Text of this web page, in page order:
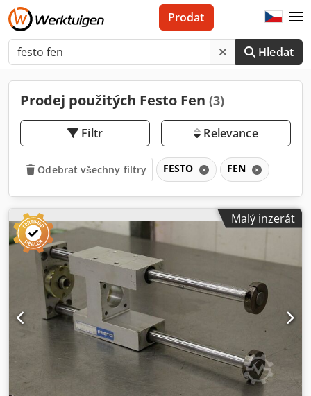
Hledat
Prodat
Prodej použitých Festo Fen (3)
Filtr Relevance
Odebrat všechny filtry FESTO FEN
Malý inzerát